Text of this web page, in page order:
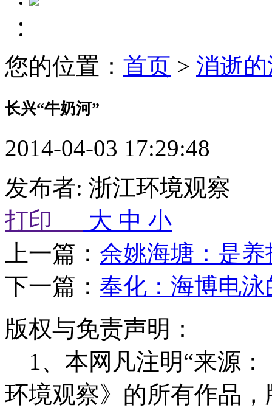
您的位置： 首页 > 消逝
长兴“牛奶河”
2014-04-03 17:29:48
发布者: 浙江环境观察
打印
大 中 小
上一篇： 余姚海塘：是
下一篇： 奉化：海博电
版权与免责声明：
1、本网凡注明“来源：
环境观察》的所有作品